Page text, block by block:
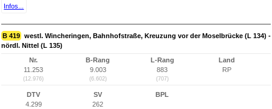
Infos...
B 419 westl. Wincheringen, Bahnhofstraße, Kreuzung vor der Moselbrücke (L 134) -
nördl. Nittel (L 135)
Nr.
11.253
(12.976)
B-Rang
9.003
(6.602)
L-Rang
883
(707)
Land
RP
DTV
4.299
SV
262
BPL